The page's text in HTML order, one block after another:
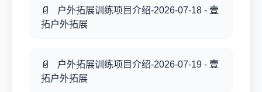
户外拓展训练项目介绍-2026-07-18 - 壹
拓户外拓展
户外拓展训练项目介绍-2026-07-19 - 壹
拓户外拓展